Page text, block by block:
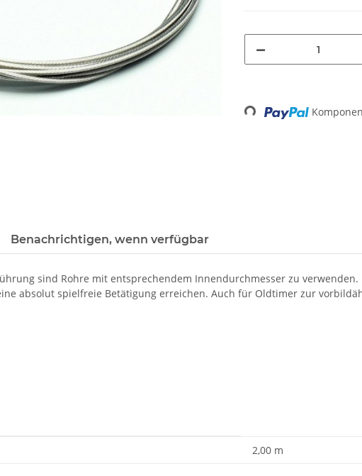
Loading...
Benachrichtigen, wenn verfügbar
sind Rohre mit entsprechendem Innendurchmesser zu
absolut spielfreie Betätigung erreichen. Auch für Oldtimer zur
2,00 m